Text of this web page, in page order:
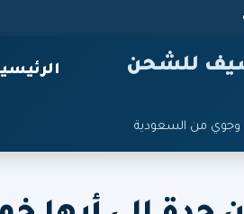
للشحن
من السعودية